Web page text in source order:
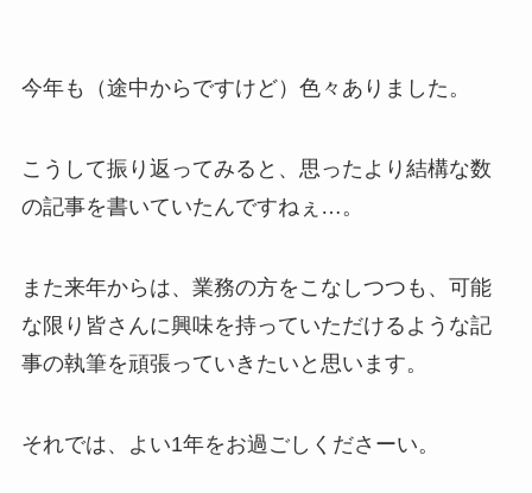
今年も（途中からですけど）色々ありました。
こうして振り返ってみると、思ったより結構な数
の記事を書いていたんですねぇ…。
また来年からは、業務の方をこなしつつも、可能
な限り皆さんに興味を持っていただけるような記
事の執筆を頑張っていきたいと思います。
それでは、よい1年をお過ごしくださーい。